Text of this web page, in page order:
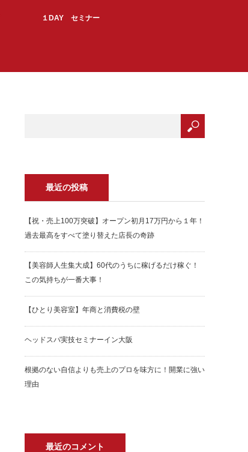
１DAY セミナー
最近の投稿
【祝・売上100万突破】オープン初月17万円から１年！
過去最高をすべて塗り替えた店長の奇跡
【美容師人生集大成】60代のうちに稼げるだけ稼ぐ！
この気持ちが一番大事！
【ひとり美容室】年商と消費税の壁
ヘッドスパ実技セミナーイン大阪
根拠のない自信よりも売上のプロを味方に！開業に強い
理由
最近のコメント